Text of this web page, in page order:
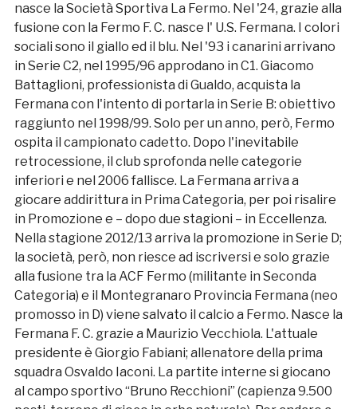
nasce la Società Sportiva La Fermo. Nel '24, grazie alla
fusione con la Fermo F. C. nasce l' U.S. Fermana. I colori
sociali sono il giallo ed il blu. Nel '93 i canarini arrivano
in Serie C2, nel 1995/96 approdano in C1. Giacomo
Battaglioni, professionista di Gualdo, acquista la
Fermana con l'intento di portarla in Serie B: obiettivo
raggiunto nel 1998/99. Solo per un anno, però, Fermo
ospita il campionato cadetto. Dopo l'inevitabile
retrocessione, il club sprofonda nelle categorie
inferiori e nel 2006 fallisce. La Fermana arriva a
giocare addirittura in Prima Categoria, per poi risalire
in Promozione e – dopo due stagioni – in Eccellenza.
Nella stagione 2012/13 arriva la promozione in Serie D;
la società, però, non riesce ad iscriversi e solo grazie
alla fusione tra la ACF Fermo (militante in Seconda
Categoria) e il Montegranaro Provincia Fermana (neo
promosso in D) viene salvato il calcio a Fermo. Nasce la
Fermana F. C. grazie a Maurizio Vecchiola. L'attuale
presidente è Giorgio Fabiani; allenatore della prima
squadra Osvaldo Iaconi. La partite interne si giocano
al campo sportivo “Bruno Recchioni” (capienza 9.500